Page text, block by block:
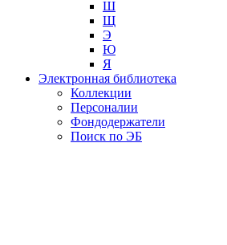
Ш
Щ
Э
Ю
Я
Электронная библиотека
Коллекции
Персоналии
Фондодержатели
Поиск по ЭБ